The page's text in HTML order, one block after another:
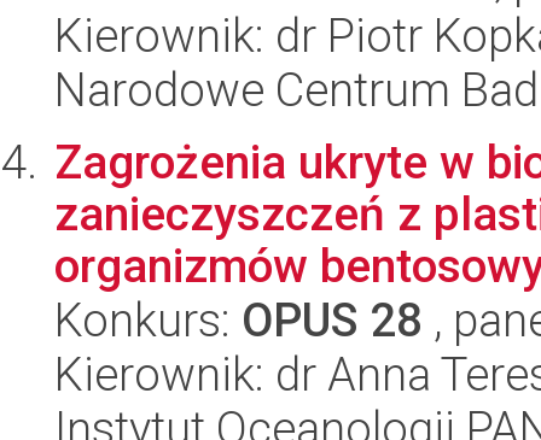
Kierownik: dr Piotr
Narodowe Centrum
Zagrożenia ukryte w
zanieczyszczeń z
organizmów
Konkurs: OPUS 28 ,
Kierownik: dr Anna
Instytut Oceanologii